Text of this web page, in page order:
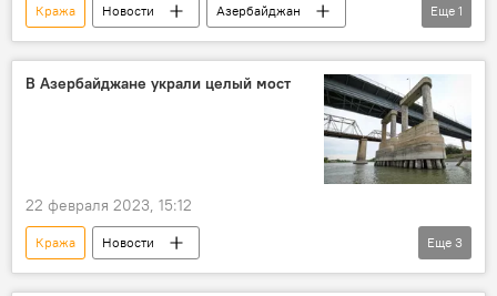
Кража Новости
Азербайджан
Баку
Еще 1
В Азербайджане украли целый мост
22 февраля 2023, 15:12
Кража
Новости
Происшествия в Азербайджане
Мост
Еще 3